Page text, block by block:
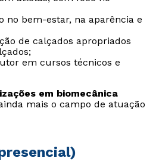
no bem-estar, na aparência e
de calçados apropriados
em cursos técnicos e
em biomecânica
mais o campo de atuação
ou
de acordo com aPolítica de Privacidade.
que meus dados sejam utilizados para o
ou
de acordo com aPolítica de Privacidade.
que meus dados sejam utilizados para o